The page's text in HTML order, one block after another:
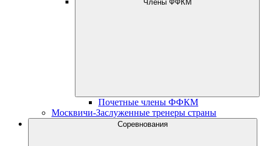
Члены ФФКМ
Почетные члены ФФКМ
Москвичи-Заслуженные тренеры страны
Соревнования